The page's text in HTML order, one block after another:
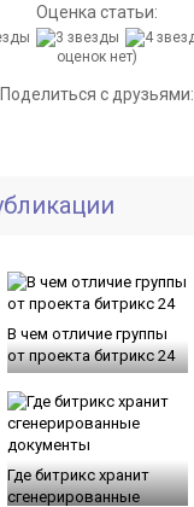
Оценка статьи:
оценок нет)
Поделиться с друзьями:
В чем отличие группы
от проекта битрикс 24
Где битрикс хранит
сгенерированные